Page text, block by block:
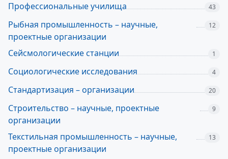
Профессиональные училища 43
Рыбная промышленность – научные,
проектные организации
12
Сейсмологические станции 1
Социологические исследования 4
Стандартизация – организации 20
Строительство – научные, проектные
организации
9
Текстильная промышленность – научные,
проектные организации
13